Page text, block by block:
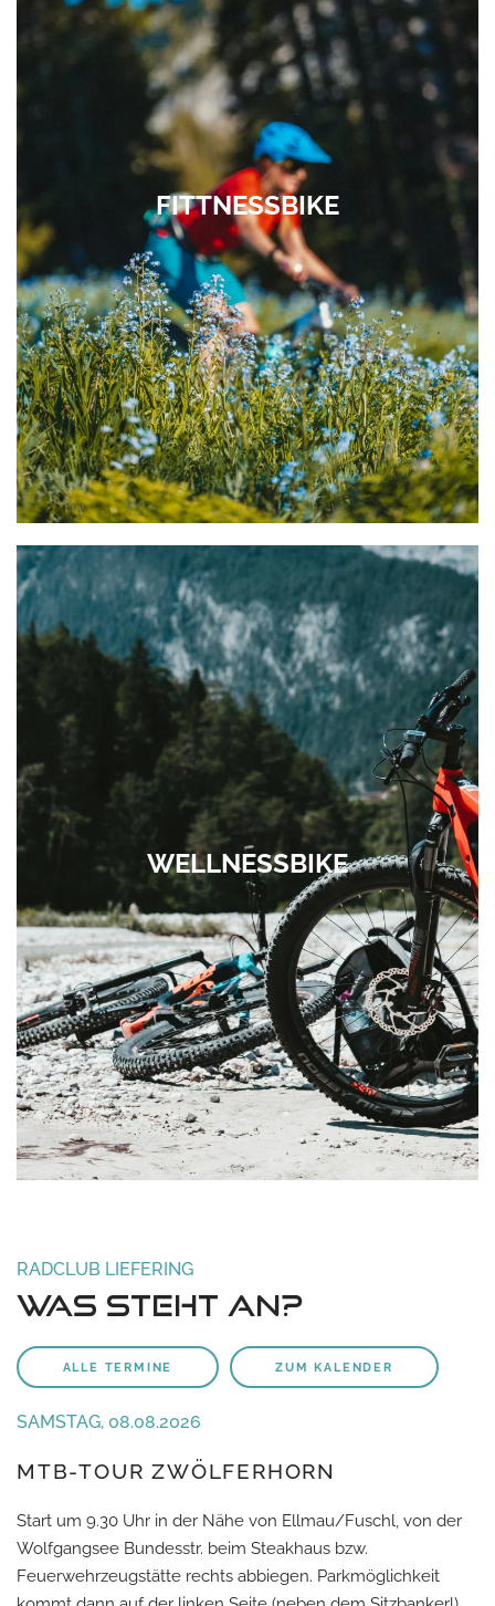
FITTNESSBIKE
WELLNESSBIKE
RADCLUB LIEFERING
Was steht an?
ALLE TERMINE ZUM KALENDER
SAMSTAG, 08.08.2026
MTB-TOUR ZWÖLFERHORN
Start um 9.30 Uhr in der Nähe von Ellmau/Fuschl, von der
Wolfgangsee Bundesstr. beim Steakhaus bzw.
Feuerwehrzeugstätte rechts abbiegen. Parkmöglichkeit